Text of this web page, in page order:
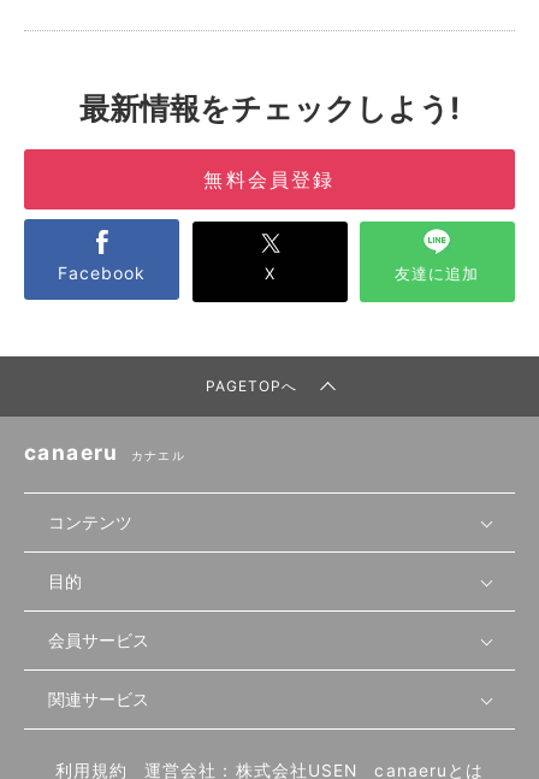
最新情報をチェックしよう!
無料会員登録
Facebook X 友達に追加
PAGETOPへ
canaeru カナエル
コンテンツ
無料開業相談
セミナー情報
セミナー動画
物件を探す
首都圏
先輩開業者の声
目的
店舗運営
物件
内装・設備
会員サービス
会員登録
関連サービス
飲食店サクセスガイド（外部サイト）
利用規約 運営会社：株式会社USEN canaeruとは